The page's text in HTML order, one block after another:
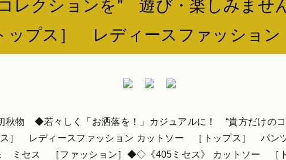
レクションを” 遊び・楽しみま
プス］ レディースファッション
◆若々しく「お洒落を！」カジュアルに！ “貴方だけのコ
］ レディースファッション カットソー ［トップス］
セス ［ファッション］◆◇《405ミセス》 カットソー ［